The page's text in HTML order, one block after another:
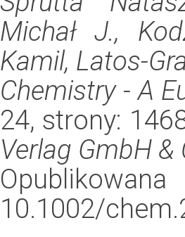
Michał J.,
Kamil, Latos-
Chemistry - A
24, strony:
Verlag GmbH &
Opublikowana
10.1002/